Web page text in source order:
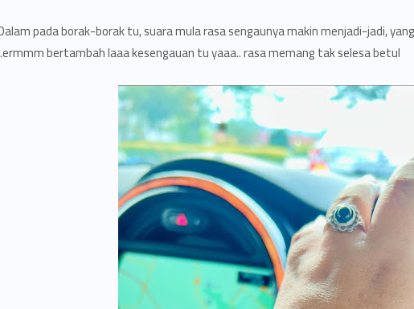
pada borak-borak tu, suara mula rasa sengaunya makin menjadi-jadi,
ermmm bertambah laaa kesengauan tu yaaa.. rasa memang tak selesa betul.